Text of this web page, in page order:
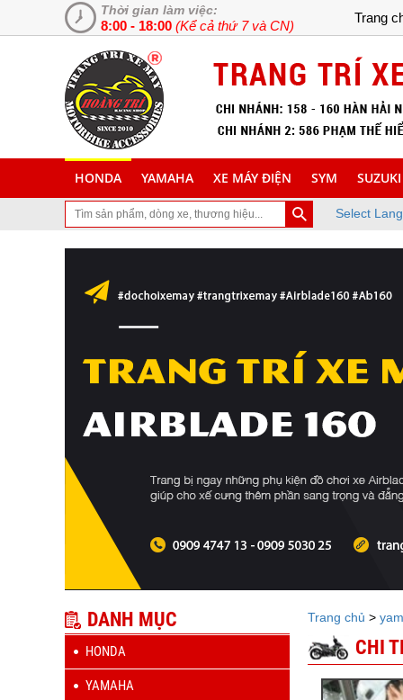
Thời gian làm việc:
8:00 - 18:00 (Kể cả thứ 7 và CN)
Trang
HONDA YAMAHA XE MÁY ĐIỆN SYM SUZUKI
Select
ghé thăm trang Web chuyên cung cấp và lắp đặt phụ tùng inox
DANH MỤC
HONDA
YAMAHA
Trang chủ >
CHI